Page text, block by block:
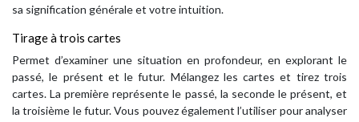
sa signification générale et votre intuition.
Tirage à trois cartes
Permet d’examiner une situation en profondeur, en explorant le
passé, le présent et le futur. Mélangez les cartes et tirez trois
cartes. La première représente le passé, la seconde le présent, et
la troisième le futur. Vous pouvez également l’utiliser pour analyser